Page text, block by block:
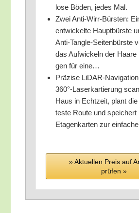
lo­se Böden, jedes Mal.
Zwei Anti-Wirr-Bürs­ten:
ent­wi­ckel­te Haupt­bürs­te
Anti-Tang­le-Sei­ten­bürs­te
das Auf­wi­ckeln der
gen für eine…
Prä­zi­se LiDAR-
360°-Laserkartierung
Haus in Echt­zeit, plant
tes­te Rou­te und spei­chert
Eta­gen­kar­ten zur
» Aktu­el­len Preis auf
prü­fen »